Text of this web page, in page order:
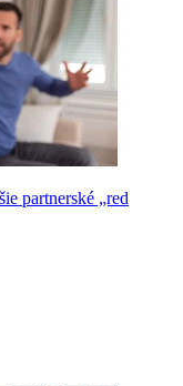
partnerské „red